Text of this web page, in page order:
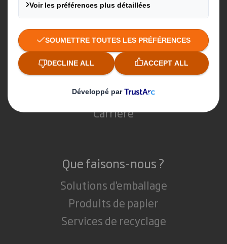
Qui sommes-nous ?
A propos
Investisseurs
Développement durable
Actualité
Carrière
Que faisons-nous ?
Solutions d'emballage
Produits de papier
Services de recyclage